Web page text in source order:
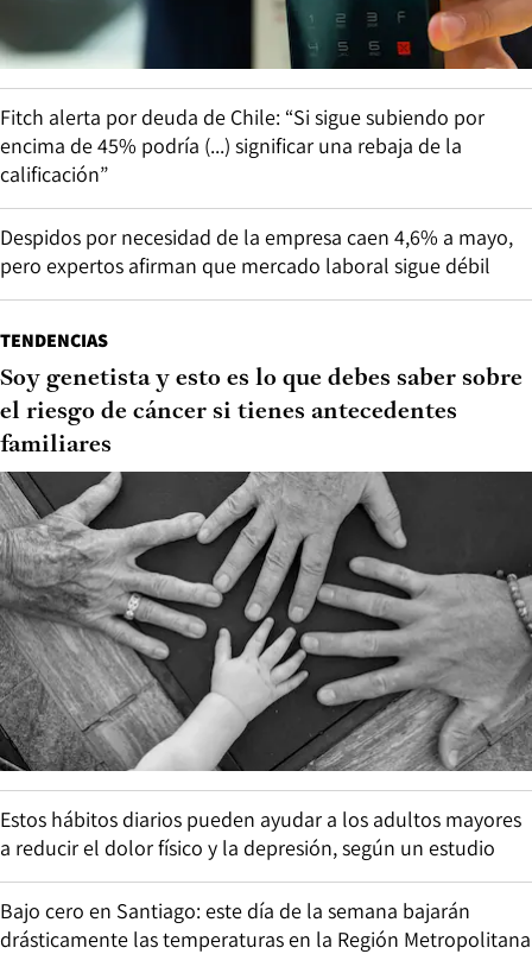
Fitch alerta por deuda de Chile: “Si sigue subiendo por
encima de 45% podría (...) significar una rebaja de la
calificación”
Despidos por necesidad de la empresa caen 4,6% a mayo,
pero expertos afirman que mercado laboral sigue débil
TENDENCIAS
Soy genetista y esto es lo que debes saber sobre
el riesgo de cáncer si tienes antecedentes
familiares
Estos hábitos diarios pueden ayudar a los adultos mayores
a reducir el dolor físico y la depresión, según un estudio
Bajo cero en Santiago: este día de la semana bajarán
drásticamente las temperaturas en la Región Metropolitana